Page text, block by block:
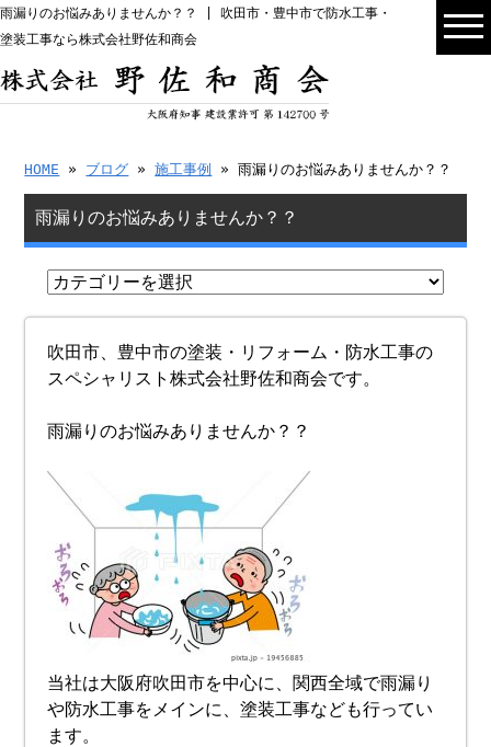
雨漏りのお悩みありませんか？？ | 吹田市・豊中市で防水工事・
塗装工事なら株式会社野佐和商会
HOME » ブログ »施工事例 » 雨漏りのお悩みありませんか？？
雨漏りのお悩みありませんか？？
吹田市、豊中市の塗装・リフォーム・防水工事の
スペシャリスト株式会社野佐和商会です。
雨漏りのお悩みありませんか？？
当社は大阪府吹田市を中心に、関西全域で雨漏り
や防水工事をメインに、塗装工事なども行ってい
ます。